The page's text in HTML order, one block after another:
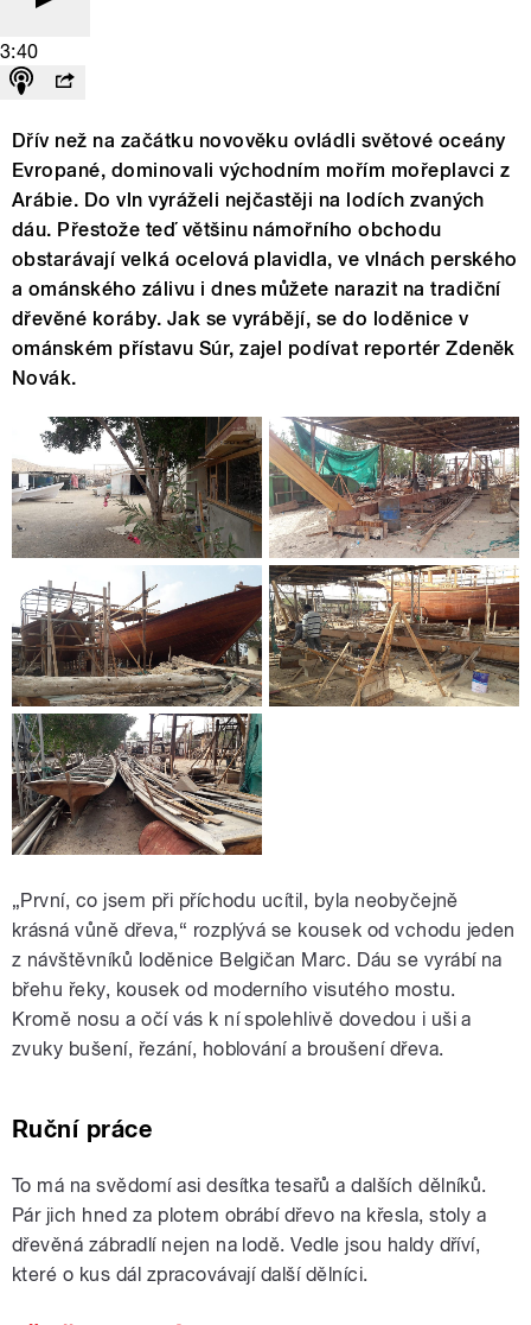
3:40
Dřív než na začátku novověku ovládli světové oceány
Evropané, dominovali východním mořím mořeplavci z
Arábie. Do vln vyráželi nejčastěji na lodích zvaných
dáu. Přestože teď většinu námořního obchodu
obstarávají velká ocelová plavidla, ve vlnách perského
a ománského zálivu i dnes můžete narazit na tradiční
dřevěné koráby. Jak se vyrábějí, se do loděnice v
ománském přístavu Súr, zajel podívat reportér Zdeněk
Novák.
„První, co jsem při příchodu ucítil, byla neobyčejně
krásná vůně dřeva,“ rozplývá se kousek od vchodu jeden
z návštěvníků loděnice Belgičan Marc. Dáu se vyrábí na
břehu řeky, kousek od moderního visutého mostu.
Kromě nosu a očí vás k ní spolehlivě dovedou i uši a
zvuky bušení, řezání, hoblování a broušení dřeva.
Ruční práce
To má na svědomí asi desítka tesařů a dalších dělníků.
Pár jich hned za plotem obrábí dřevo na křesla, stoly a
dřevěná zábradlí nejen na lodě. Vedle jsou haldy dříví,
které o kus dál zpracovávají další dělníci.